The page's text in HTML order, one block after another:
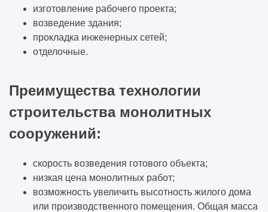
изготовление рабочего проекта;
возведение здания;
прокладка инженерных сетей;
отделочные.
Преимущества технологии
строительства монолитных
сооружений:
скорость возведения готового объекта;
низкая цена монолитных работ;
возможность увеличить высотность жилого дома
или производственного помещения. Общая масса